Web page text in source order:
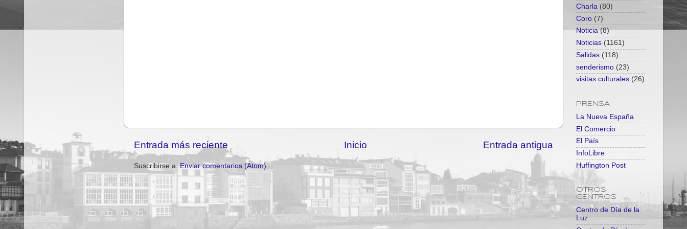
Entrada más reciente Entrada antigua
Inicio
Suscribirse a:Enviar comentarios (Atom)
Charla (80)
Coro (7)
Noticia (8)
Noticias (1161)
Salidas (118)
senderismo (23)
visitas culturales (26)
PRENSA
La Nueva España
El Comercio
El País
InfoLibre
Huffington Post
OTROS
CENTROS
Centro de Día de la
Luz